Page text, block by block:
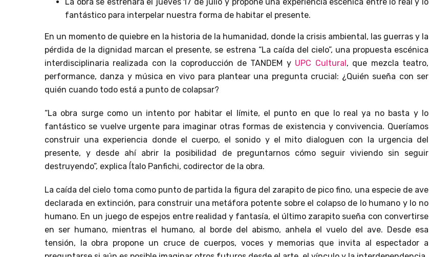
fantástico para interpelar nuestra forma de habitar el presente.
En un momento de quiebre en la historia de la humanidad, donde la crisis ambiental, las guerras y la
pérdida de la dignidad marcan el presente, se estrena “La caída del cielo”, una propuesta escénica
interdisciplinaria realizada con la coproducción de TANDEM y UPC Cultural, que mezcla teatro,
performance, danza y música en vivo para plantear una pregunta crucial: ¿Quién sueña con ser
quién cuando todo está a punto de colapsar?
“La obra surge como un intento por habitar el límite, el punto en que lo real ya no basta y lo
fantástico se vuelve urgente para imaginar otras formas de existencia y convivencia. Queríamos
construir una experiencia donde el cuerpo, el sonido y el mito dialoguen con la urgencia del
presente, y desde ahí abrir la posibilidad de preguntarnos cómo seguir viviendo sin seguir
destruyendo”, explica Ítalo Panfichi, codirector de la obra.
La caída del cielo toma como punto de partida la figura del zarapito de pico fino, una especie de ave
declarada en extinción, para construir una metáfora potente sobre el colapso de lo humano y lo no
humano. En un juego de espejos entre realidad y fantasía, el último zarapito sueña con convertirse
en ser humano, mientras el humano, al borde del abismo, anhela el vuelo del ave. Desde esa
tensión, la obra propone un cruce de cuerpos, voces y memorias que invita al espectador a